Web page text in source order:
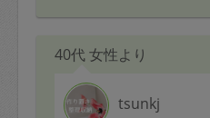
40代 女性より
tsunkj